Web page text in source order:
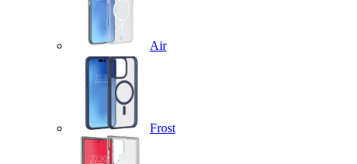
Air
Frost